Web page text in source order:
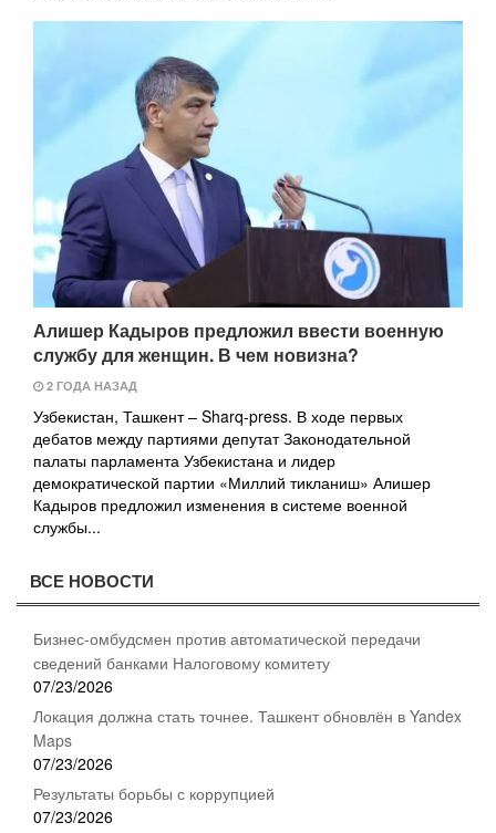
Алишер Кадыров предложил ввести военную
службу для женщин. В чем новизна?
2 ГОДА НАЗАД
Узбекистан, Ташкент – Sharq-press. В ходе первых
дебатов между партиями депутат Законодательной
палаты парламента Узбекистана и лидер
демократической партии «Миллий тикланиш» Алишер
Кадыров предложил изменения в системе военной
службы...
ВСЕ НОВОСТИ
Бизнес-омбудсмен против автоматической передачи
сведений банками Налоговому комитету
07/23/2026
Локация должна стать точнее. Ташкент обновлён в Yandex
Maps
07/23/2026
Результаты борьбы с коррупцией
07/23/2026